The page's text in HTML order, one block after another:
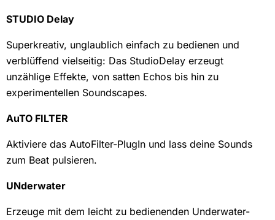
STUDIO Delay
Superkreativ, unglaublich einfach zu bedienen und
verblüffend vielseitig: Das StudioDelay erzeugt
unzählige Effekte, von satten Echos bis hin zu
experimentellen Soundscapes.
AuTO FILTER
Aktiviere das AutoFilter-PlugIn und lass deine Sounds
zum Beat pulsieren.
UNderwater
Erzeuge mit dem leicht zu bedienenden Underwater-